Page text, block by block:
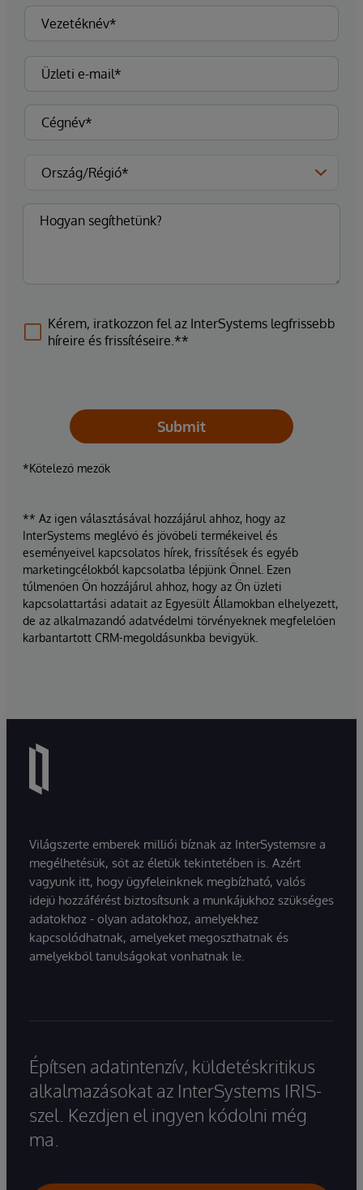
Kérem, iratkozzon fel az InterSystems legfrissebb
híreire és frissítéseire.**
Submit
*Kötelező mezők
** Az igen választásával hozzájárul ahhoz, hogy az
InterSystems meglévő és jövőbeli termékeivel és
eseményeivel kapcsolatos hírek, frissítések és egyéb
marketingcélokból kapcsolatba lépjünk Önnel. Ezen
túlmenően Ön hozzájárul ahhoz, hogy az Ön üzleti
kapcsolattartási adatait az Egyesült Államokban elhelyezett,
de az alkalmazandó adatvédelmi törvényeknek megfelelően
karbantartott CRM-megoldásunkba bevigyük.
Világszerte emberek milliói bíznak az InterSystemsre a
megélhetésük, sőt az életük tekintetében is. Azért
vagyunk itt, hogy ügyfeleinknek megbízható, valós
idejű hozzáférést biztosítsunk a munkájukhoz szükséges
adatokhoz - olyan adatokhoz, amelyekhez
kapcsolódhatnak, amelyeket megoszthatnak és
amelyekből tanulságokat vonhatnak le.
Építsen adatintenzív, küldetéskritikus
alkalmazásokat az InterSystems IRIS-
szel. Kezdjen el ingyen kódolni még
ma.